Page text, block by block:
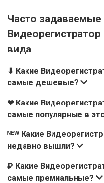
Часто
Видеорегистратор
вида
⬇ Какие
самые дешевые?
❤ Какие
самые популярные в
ᴺᴱᵂ Какие
недавно вышли?
₽ Какие
самые премиальные?